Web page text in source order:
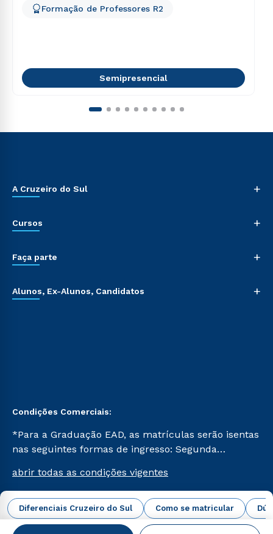
Diferenciais Cruzeiro do Sul Como se matricular
Formação de Professores R2
Semipresencial
A Cruzeiro do Sul +
Cursos +
Faça parte +
Alunos, Ex-Alunos, Candidatos +
Condições Comerciais:
*Para a Graduação EAD, as matrículas serão isentas
nas seguintes formas de ingresso: Segunda
Já para as demais, a taxa de matrícula será de R$
49. *Para a Pós-graduação EAD, as ofertas
mencionadas são referentes aos cursos: Ensino
Religioso, Geografia para a Docência e Metodologia
abrir todas as condições vigentes
Campus Virtual Cruzeiro do Sul Educacional © 2026 -
Todos os direitos reservados.